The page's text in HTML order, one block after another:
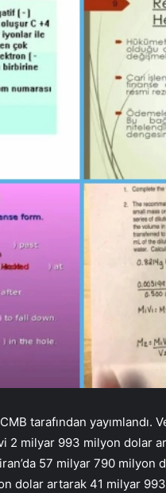
tarafından
2 milyar 993 milyon dolar
57 milyar 790 milyon
dolar artarak 41 milyar